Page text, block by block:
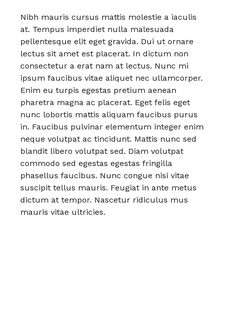
Nibh mauris cursus mattis molestie a iaculis
at. Tempus imperdiet nulla malesuada
pellentesque elit eget gravida. Dui ut ornare
lectus sit amet est placerat. In dictum non
consectetur a erat nam at lectus. Nunc mi
ipsum faucibus vitae aliquet nec ullamcorper.
Enim eu turpis egestas pretium aenean
pharetra magna ac placerat. Eget felis eget
nunc lobortis mattis aliquam faucibus purus
in. Faucibus pulvinar elementum integer enim
neque volutpat ac tincidunt. Mattis nunc sed
blandit libero volutpat sed. Diam volutpat
commodo sed egestas egestas fringilla
phasellus faucibus. Nunc congue nisi vitae
suscipit tellus mauris. Feugiat in ante metus
dictum at tempor. Nascetur ridiculus mus
mauris vitae ultricies.